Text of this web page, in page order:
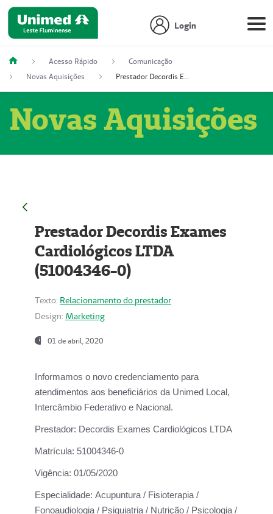
Login
Acesso Rápido
Comunicação
Novas Aquisições
Prestador Decordis Exames Cardiológicos LTDA (51004346-0)
Novas Aquisições
Prestador Decordis Exames
Cardiológicos LTDA
(51004346-0)
Texto: Relacionamento do prestador
Design: Marketing
01 de abril, 2020
Informamos o novo credenciamento para
atendimentos aos beneficiários da Unimed Local,
Intercâmbio Federativo e Nacional.
Prestador: Decordis Exames Cardiológicos LTDA
Matrícula: 51004346-0
Vigência: 01/05/2020
Especialidade: Acupuntura / Fisioterapia /
Fonoaudiologia / Psiquiatria / Nutrição / Psicologia /